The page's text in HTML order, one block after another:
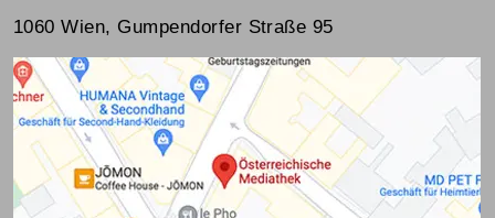
1060 Wien, Gumpendorfer Straße 95